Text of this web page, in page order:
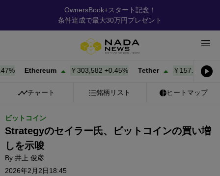
OwnersBook+スタート記念！
条件達成で最大30万円プレゼント
Ethereum ￥303,582+0.45% Tether ￥157.85 0.00%
チャート 銘柄リスト ヒートマップ
ビットコイン
Strategyのセイラー氏、ビットコインの買い増
しを示唆
By 井上 俊彦
2026年2月2日18:45